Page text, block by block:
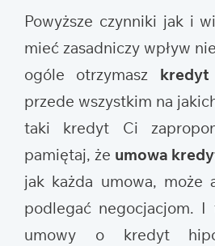
Powyższe czynniki jak i
mieć zasadniczy wpływ
ogóle otrzymasz kredyt
przede wszystkim na
taki kredyt Ci
pamiętaj, że umowa
jak każda umowa, może
podlegać negocjacjom.
umowy o kredyt